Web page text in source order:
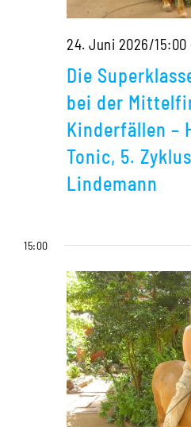
Die
bei der
Kinderfällen –
Tonic, 5.
Lindemann
24. Juni 2026/15:00
15:00